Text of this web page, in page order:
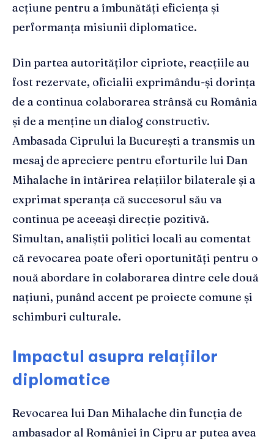
acțiune pentru a îmbunătăți eficiența și
performanța misiunii diplomatice.
Din partea autorităților cipriote, reacțiile au
fost rezervate, oficialii exprimându-și dorința
de a continua colaborarea strânsă cu România
și de a menține un dialog constructiv.
Ambasada Ciprului la București a transmis un
mesaj de apreciere pentru eforturile lui Dan
Mihalache în întărirea relațiilor bilaterale și a
exprimat speranța că succesorul său va
continua pe aceeași direcție pozitivă.
Simultan, analiștii politici locali au comentat
că revocarea poate oferi oportunități pentru o
nouă abordare în colaborarea dintre cele două
națiuni, punând accent pe proiecte comune și
schimburi culturale.
Impactul asupra relațiilor
diplomatice
Revocarea lui Dan Mihalache din funcția de
ambasador al României în Cipru ar putea avea